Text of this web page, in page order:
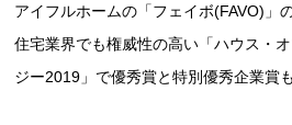
アイフルホームの「フェイボ(FAVO)」
住宅業界でも権威性の高い「ハウス・
ジー2019」で優秀賞と特別優秀企業賞